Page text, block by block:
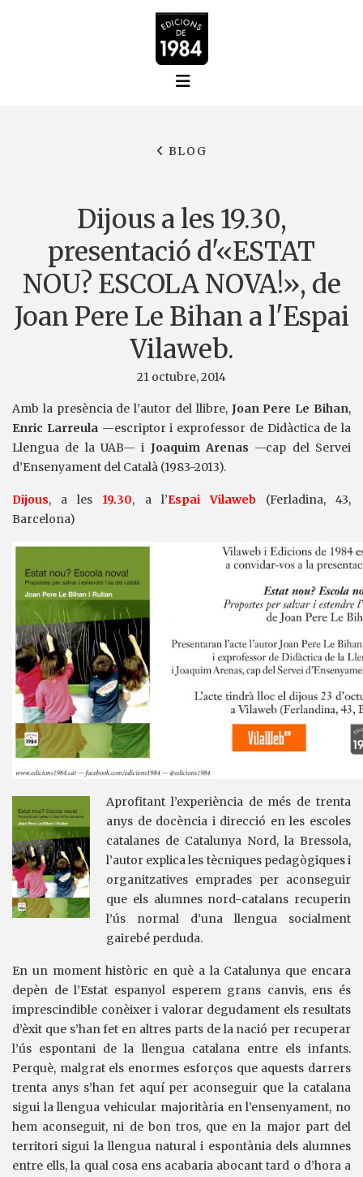
BLOG
Dijous a les 19.30,
presentació d'«ESTAT
NOU? ESCOLA NOVA!», de
Joan Pere Le Bihan a l'Espai
Vilaweb.
21 octubre, 2014
Amb la presència de l’autor del llibre, Joan Pere Le Bihan,
Enric Larreula—escriptor i exprofessor de Didàctica de la
Llengua de la UAB— i Joaquim Arenas —cap del Servei
d’Ensenyament del Català (1983-2013).
Dijous, a les 19.30, a l’Espai Vilaweb(Ferladina, 43,
Barcelona)
Aprofitant l’experiència de més de trenta
anys de docència i direcció en les escoles
catalanes de Catalunya Nord, la Bressola,
l’autor explica les tècniques pedagògiques i
organitzatives emprades per aconseguir
que els alumnes nord-catalans recuperin
l’ús normal d’una llengua socialment
gairebé perduda.
En un moment històric en què a la Catalunya que encara
depèn de l’Estat espanyol esperem grans canvis, ens és
imprescindible conèixer i valorar degudament els resultats
d’èxit que s’han fet en altres parts de la nació per recuperar
l’ús espontani de la llengua catalana entre els infants.
Perquè, malgrat els enormes esforços que aquests darrers
trenta anys s’han fet aquí per aconseguir que la catalana
sigui la llengua vehicular majoritària en l’ensenyament, no
hem aconseguit, ni de bon tros, que en la major part del
territori sigui la llengua natural i espontània dels alumnes
entre ells, la qual cosa ens acabaria abocant tard o d’hora a